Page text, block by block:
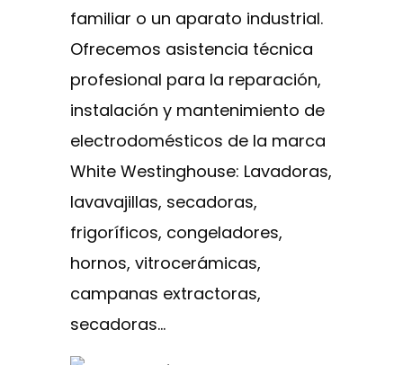
familiar o un aparato industrial.
Ofrecemos asistencia técnica
profesional para la reparación,
instalación y mantenimiento de
electrodomésticos de la marca
White Westinghouse: Lavadoras,
lavavajillas, secadoras,
frigoríficos, congeladores,
hornos, vitrocerámicas,
campanas extractoras,
secadoras…